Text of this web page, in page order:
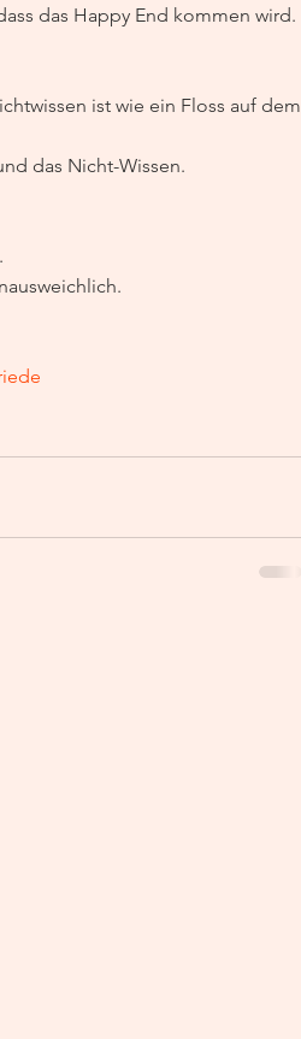
das Happy End kommen wird.
ist wie ein Floss auf dem
das Nicht-Wissen.